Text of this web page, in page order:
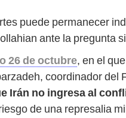
puede permanecer
ante la pregunta
26 de octubre, en el que
coordinador del
Irán no ingresa al
de una represalia